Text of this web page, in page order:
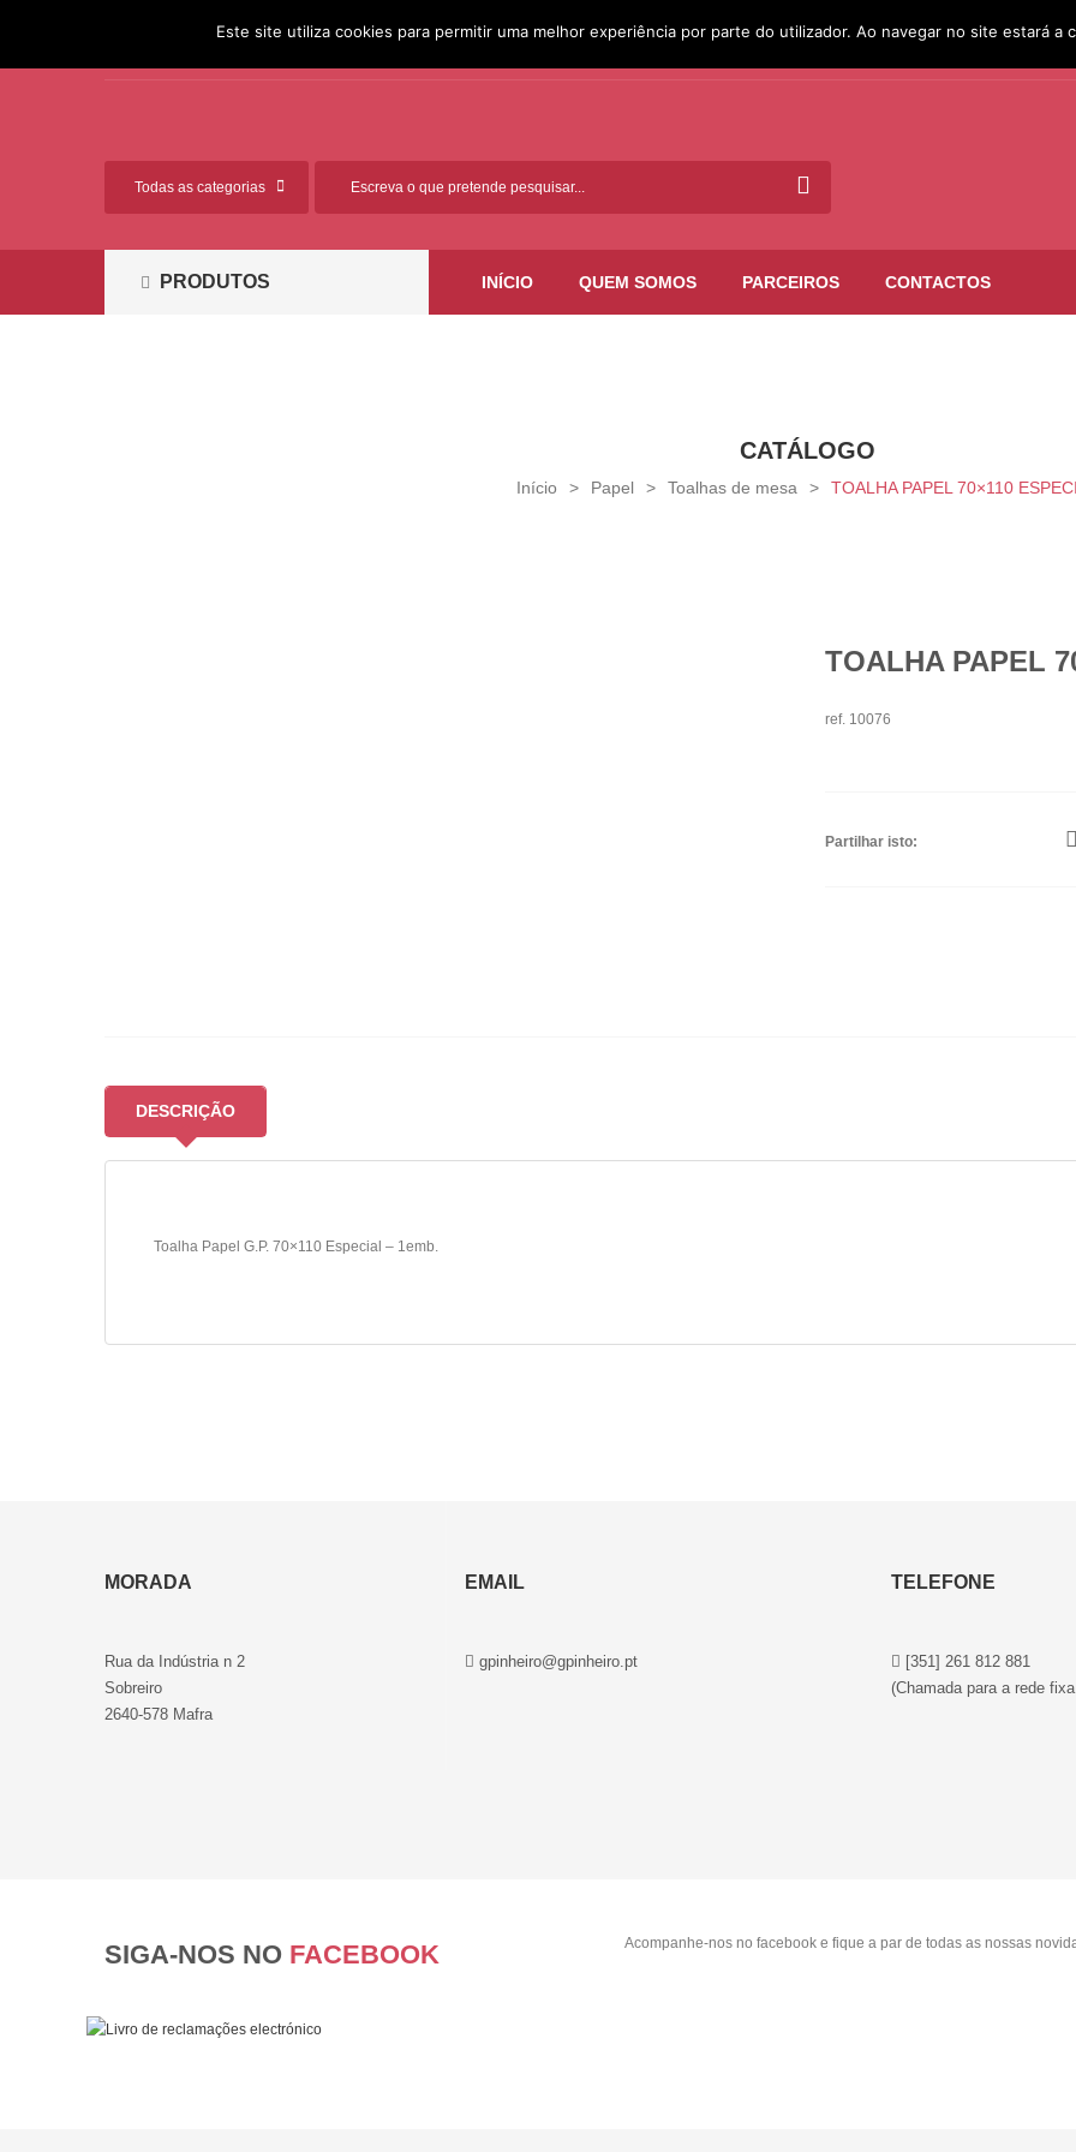
[351] 261 812 881 (Chamada
PRODUTOS INÍCIO QUEM SOMOS PARCEIROS CONTACTOS
CATÁLOGO
Início > Papel > Toalhas de mesa > TOALHA PAPEL 70×110
TOALHA PAPEL
ref. 10076
Partilhar isto:
DESCRIÇÃO
Toalha Papel G.P. 70×110 Especial – 1emb.
MORADA
Rua da Indústria n 2
Sobreiro
2640-578 Mafra
EMAIL
gpinheiro@gpinheiro.pt
TELEFONE
[351] 261 812 881
(Chamada para a rede
SIGA-NOS NO FACEBOOK Acompanhe-nos no facebook e fique a par de todas as nossas
Este site utiliza cookies para permitir uma melhor experiência por parte do utilizador. Ao navegar no site estará a